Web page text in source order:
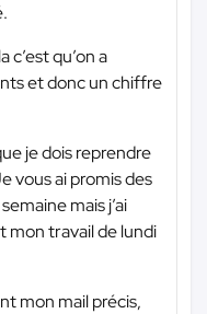
qu’on a
et donc un chiffre
je dois reprendre
vous ai promis des
mais j’ai
mon travail de lundi
mon mail précis,